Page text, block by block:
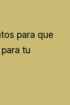
para que
tu